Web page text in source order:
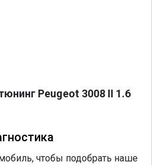
Peugeot 3008 II 1.6
чтобы подобрать наше